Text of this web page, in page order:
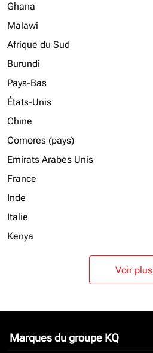
Ghana
Malawi
Afrique du Sud
Burundi
Pays-Bas
États-Unis
Chine
Comores (pays)
Emirats Arabes Unis
France
Inde
Italie
Kenya
Voir plus
Marques du groupe KQ
keyboard_arrow_down